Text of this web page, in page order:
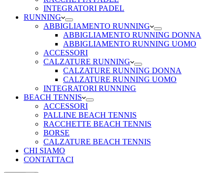
INTEGRATORI PADEL
RUNNING
ABBIGLIAMENTO RUNNING
ABBIGLIAMENTO RUNNING DONNA
ABBIGLIAMENTO RUNNING UOMO
ACCESSORI
CALZATURE RUNNING
CALZATURE RUNNING DONNA
CALZATURE RUNNING UOMO
INTEGRATORI RUNNING
BEACH TENNIS
ACCESSORI
PALLINE BEACH TENNIS
RACCHETTE BEACH TENNIS
BORSE
CALZATURE BEACH TENNIS
CHI SIAMO
CONTATTACI